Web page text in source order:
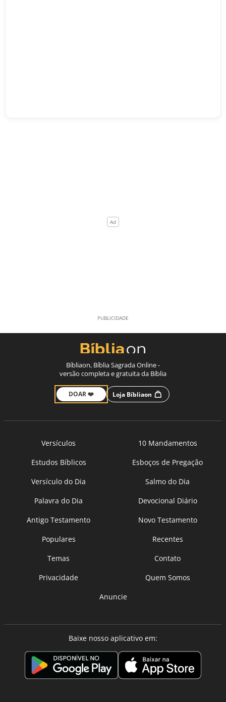
Bíbliaon, Bíblia Sagrada Online -
versão completa e gratuita da Bíblia
DOAR ❤️ Loja Bíbliaon
Versículos
10 Mandamentos
Estudos Bíblicos
Esboços de Pregação
Versículo do Dia
Salmo do Dia
Palavra do Dia
Devocional Diário
Antigo Testamento
Novo Testamento
Populares
Recentes
Temas
Contato
Privacidade
Quem Somos
Anuncie
Baixe nosso aplicativo em: